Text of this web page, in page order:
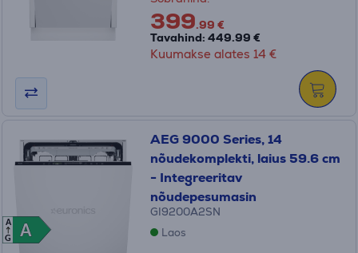
399.99 €
Tavahind: 449.99 €
Kuumakse alates 14 €
A
A
A
G
AEG 9000 Series, 14
nõudekomplekti, laius 59.6 cm
- Integreeritav
nõudepesumasin
GI9200A2SN
Laos